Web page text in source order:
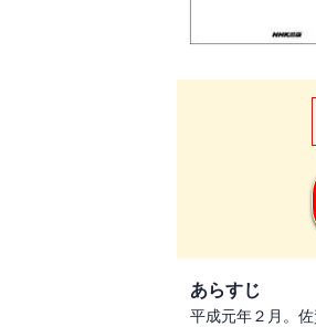
あらすじ
平成元年２月。